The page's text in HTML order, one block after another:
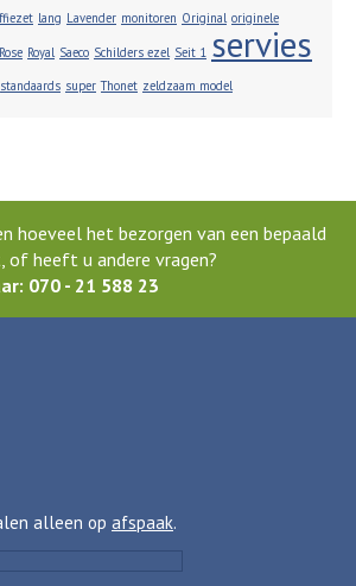
lang Lavender monitoren Original originele
Rose Royal Saeco Schilders ezel Seit 1 servies
standaards super Thonet zeldzaam model
hoeveel het bezorgen van een bepaald
of heeft u andere vragen?
070 - 21 588 23
alleen op afspaak.